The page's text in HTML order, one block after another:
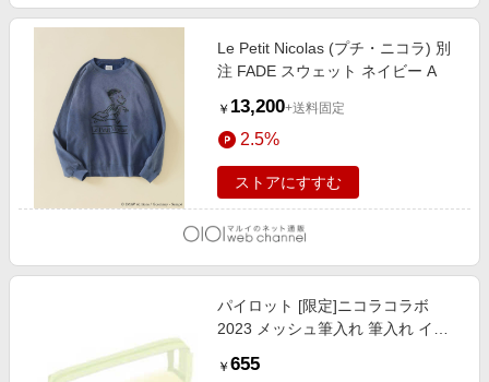
Le Petit Nicolas (プチ・ニコラ) 別
注 FADE スウェット ネイビー A
￥ 13,200+送料固定
2.5%
ストアにすすむ
パイロット [限定]ニコラコラボ
2023 メッシュ筆入れ 筆入れ イエ
￥ 655